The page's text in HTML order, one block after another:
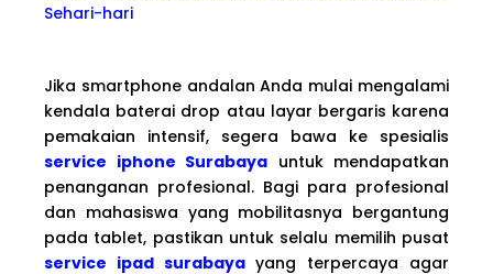
Sehari-hari
Jika smartphone andalan Anda mulai mengalami
kendala baterai drop atau layar bergaris karena
pemakaian intensif, segera bawa ke spesialis
service iphone Surabaya untuk mendapatkan
penanganan profesional. Bagi para profesional
dan mahasiswa yang mobilitasnya bergantung
pada tablet, pastikan untuk selalu memilih pusat
service ipad surabayayang terpercaya agar